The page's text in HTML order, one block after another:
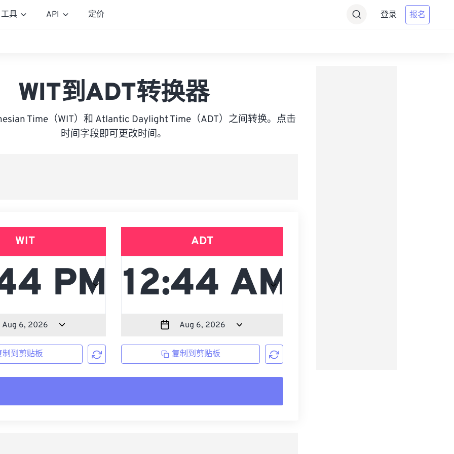
工具 API 定价 登录 报名
WIT到ADT转换器
Time（WIT）和 Atlantic Daylight Time（ADT）之间转换。点击
时间字段即可更改时间。
WIT
制到剪贴板
ADT
复制到剪贴板